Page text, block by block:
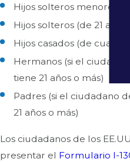
Hijos solteros menores de
Hijos solteros (de 21 años
Hijos casados (de
Hermanos (si el
tiene 21 años o más)
Padres (si el ciudadano
21 años o más)
Los ciudadanos de los
presentar el Formulario I-